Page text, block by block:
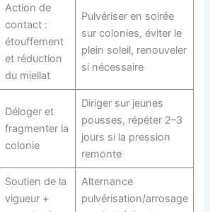
Action de
contact :
étouffement
et réduction
du miellat
Pulvériser en soirée
sur colonies, éviter le
plein soleil, renouveler
si nécessaire
Déloger et
fragmenter la
colonie
Diriger sur jeunes
pousses, répéter 2–3
jours si la pression
remonte
Soutien de la
vigueur +
Alternance
pulvérisation/arrosage